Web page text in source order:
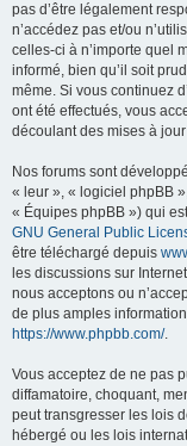
pas d’être légalement
n’accédez pas et/ou
celles-ci à n’importe quel
informé, bien qu’il soit
même. Si vous continuez
ont été effectués, vous
découlant des mises à
Nos forums sont
« leur », « logiciel phpBB
« Équipes phpBB ») qui
GNU General Public
être téléchargé depuis
les discussions sur
nous acceptons ou
de plus amples
https://www.phpbb.com/.
Vous acceptez de ne pas
diffamatoire, choquant,
peut transgresser les lois
hébergé ou les lois